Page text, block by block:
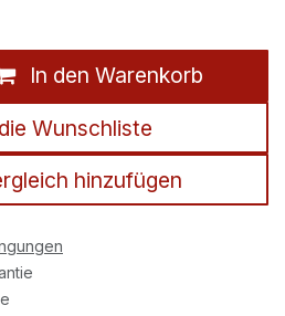
In den Warenkorb
hinzufügen
Wunschliste